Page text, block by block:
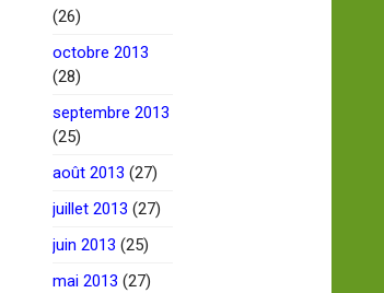
(26)
octobre 2013
(28)
septembre 2013
(25)
août 2013 (27)
juillet 2013 (27)
juin 2013 (25)
mai 2013 (27)